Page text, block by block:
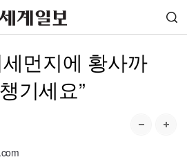
먼지에 황사까
기세요”